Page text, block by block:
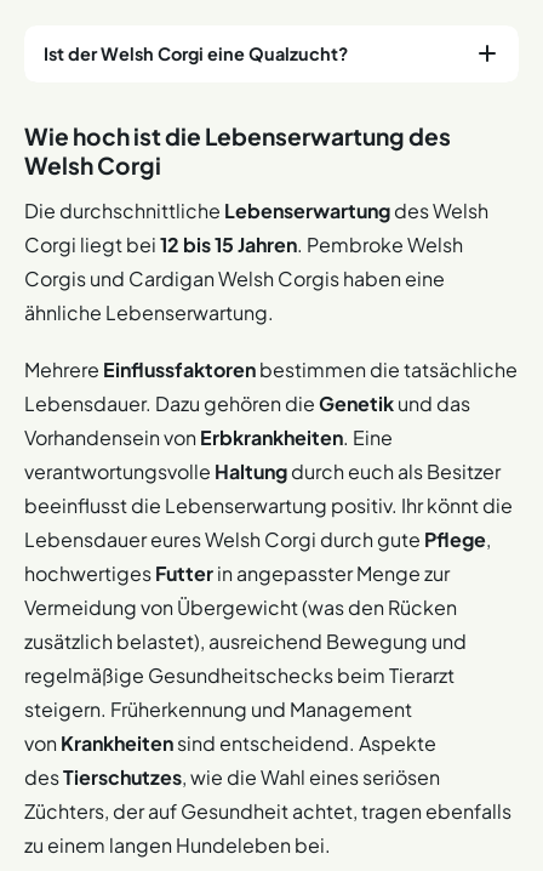
Ist der Welsh Corgi eine Qualzucht?
als Qualzuchtim Sinne von § 11b des Tierschutzgesetzes.
Qualzucht liegt vor, wenn bei Tieren durch die Zucht
Merkmale gefördert werden, die Schmerzen, Leiden
oder Schäden verursachen.
Obwohl nicht offiziell als Qualzucht eingestuft, birgt der
charakteristische Körperbau des Welsh Corgi
Kombination mit dem langen Rücken erhöht die
Anfälligkeit für bestimmte
Krankheiten
, insbesondere
Bandscheibenvorfälle (IVDD). Diese können erhebliche
Schmerzen verursachen und die Lebensqualität
beeinträchtigen. Es gibt Zuchtlinien, bei denen versucht
wird, übermäßige Längen oder Schwächen im Rücken zu
vermeiden, um dasRisikofürMissbildungenbzw.
gesundheitliche Probleme zu verringern.
Tierschutz
fordert generell eine Zucht, die
Gesundheit und Wohlbefinden über extreme äußere
Merkmale stellt.
Die genannten
Erbkrankheiten und die Veranlagung zu
IVDD können die
Lebensqualität
des Hundes mindern
und im schlimmsten Fall
die Lebenserwartung verkürzen, falls sie unbehandelt
bleiben oder schwer verlaufen.
Wie hoch ist die Lebenserwartung des
Welsh Corgi
Die durchschnittliche Lebenserwartungdes Welsh
Corgi liegt bei12 bis 15 Jahren. Pembroke Welsh
Corgis und Cardigan Welsh Corgis haben eine
ähnliche Lebenserwartung.
Mehrere Einflussfaktorenbestimmen die tatsächliche
Lebensdauer. Dazu gehören dieGenetikund das
Vorhandensein vonErbkrankheiten. Eine
verantwortungsvolle Haltungdurch euch als Besitzer
beeinflusst die Lebenserwartung positiv. Ihr könnt die
Lebensdauer eures Welsh Corgi durch gute Pflege,
hochwertigesFutterin angepasster Menge zur
Vermeidung von Übergewicht (was den Rücken
zusätzlich belastet), ausreichend Bewegung und
regelmäßige Gesundheitschecks beim Tierarzt
steigern. Früherkennung und Management
vonKrankheitensind entscheidend. Aspekte
desTierschutzes, wie die Wahl eines seriösen
Züchters, der auf Gesundheit achtet, tragen ebenfalls
zu einem langen Hundeleben bei.